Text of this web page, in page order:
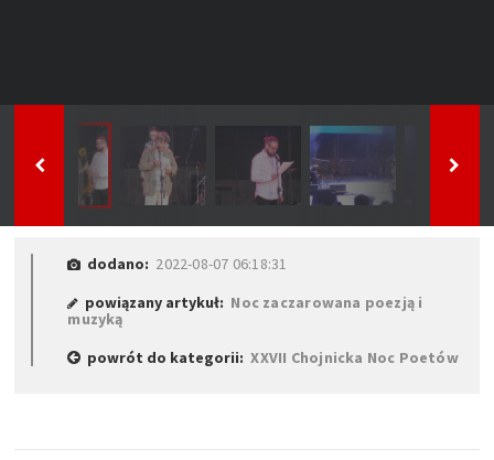
dodano: 2022-08-07 06:18:31
powiązany artykuł: Noc zaczarowana poezją i
muzyką
powrót do kategorii:XXVII Chojnicka Noc Poetów